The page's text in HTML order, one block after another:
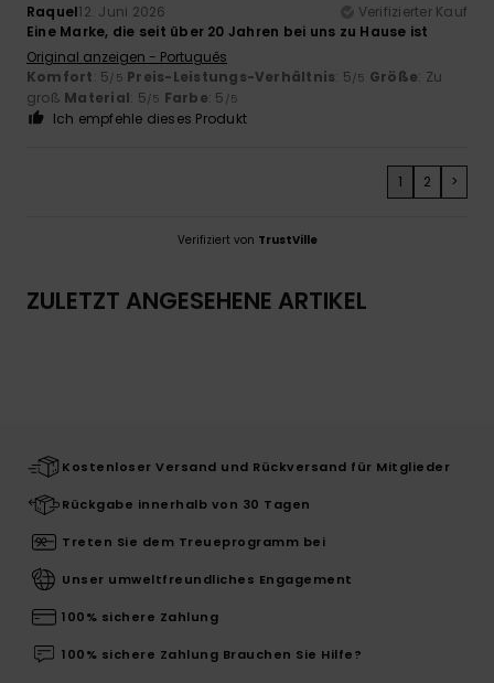
Raquel12. Juni 2026
Verifizierter Kauf
Eine Marke, die seit über 20 Jahren bei uns zu Hause ist
Original anzeigen - Português
Komfort: 5/5 Preis-Leistungs-Verhältnis: 5/5 Größe: Zu
groß Material: 5/5 Farbe: 5 /5
Ich empfehle dieses Produkt
1 2 >
Verifiziert von TrustVille
ZULETZT ANGESEHENE ARTIKEL
Kostenloser Versand und Rückversand für Mitglieder
Rückgabe innerhalb von 30 Tagen
Treten Sie dem Treueprogramm bei
Unser umweltfreundliches Engagement
100% sichere Zahlung
100% sichere Zahlung Brauchen Sie Hilfe?